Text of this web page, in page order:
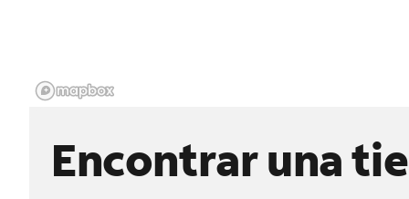
Encontrar una